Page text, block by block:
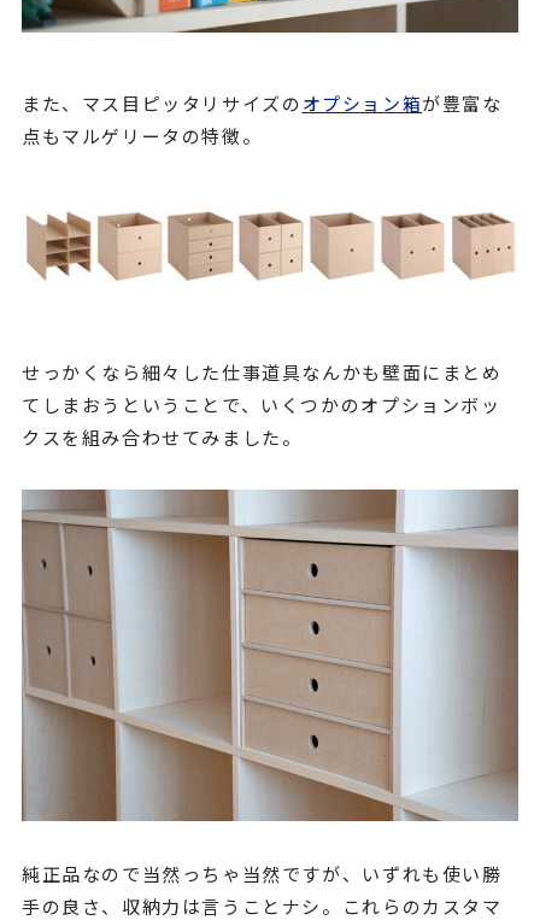
また、マス目ピッタリサイズのオプション箱が豊富な
点もマルゲリータの特徴。
せっかくなら細々した仕事道具なんかも壁面にまとめ
てしまおうということで、いくつかのオプションボッ
クスを組み合わせてみました。
純正品なので当然っちゃ当然ですが、いずれも使い勝
手の良さ、収納力は言うことナシ。これらのカスタマ